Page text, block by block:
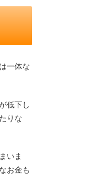
一体な
低下し
りな
いま
お金も